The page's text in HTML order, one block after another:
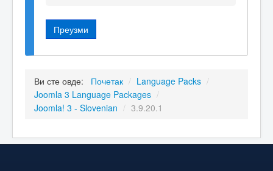
Преузми
Ви сте овде: Почетак / Language Packs /
Joomla 3 Language Packages /
Joomla! 3 - Slovenian / 3.9.20.1